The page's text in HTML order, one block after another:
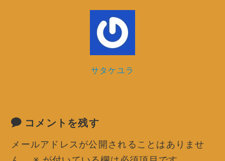
サタケユラ
コメントを残す
メールアドレスが公開されることはありませ